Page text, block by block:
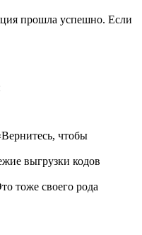
прошла успешно. Если
чтобы
выгрузки кодов
тоже своего рода